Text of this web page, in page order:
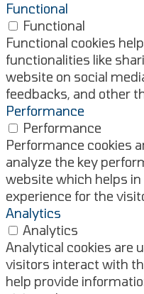
Functional
Functional
Functional cookies
functionalities like
website on social
feedbacks, and other
Performance
Performance
Performance cookies
analyze the key
website which helps
experience for the
Analytics
Analytics
Analytical cookies are
visitors interact with
help provide